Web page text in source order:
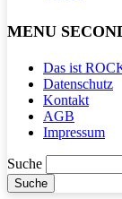
MENU
Das ist
Datenschutz
Kontakt
AGB
Impressum
Suche